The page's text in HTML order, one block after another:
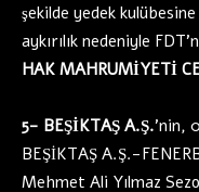
şekilde yedek
aykırılık nedeniyle
HAK MAHRUMİYETİ
5- BEŞİKTAŞ A.Ş.’nin,
BEŞİKTAŞ A.Ş.-
Mehmet Ali Yılmaz